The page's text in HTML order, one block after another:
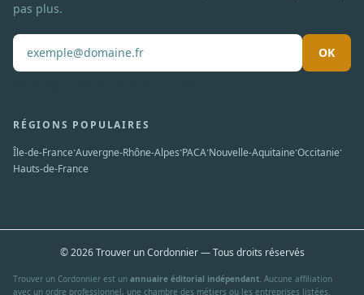
pas plus.
OK
RÉGIONS POPULAIRES
Île-de-France·Auvergne-Rhône-Alpes·PACA·Nouvelle-Aquitaine·Occitanie·
Hauts-de-France
© 2026 Trouver un Cordonnier — Tous droits réservés
Trouver un Cordonnier est un annuaire éditorial indépendant. Aucune affiliation
avec un ordre professionnel, une chambre des métiers ou les entreprises listées.